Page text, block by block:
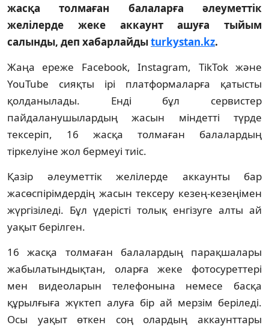
жасқа толмаған балаларға әлеуметтік
желілерде жеке аккаунт ашуға тыйым
салынды, деп хабарлайдыturkystan.kz.
Жаңа ереже Facebook, Instagram, TikTok және
YouTube сияқты ірі платформаларға қатысты
қолданылады. Енді бұл сервистер
пайдаланушылардың жасын міндетті түрде
тексеріп, 16 жасқа толмаған балалардың
тіркелуіне жол бермеуі тиіс.
Қазір әлеуметтік желілерде аккаунты бар
жасөспірімдердің жасын тексеру кезең-кезеңімен
жүргізіледі. Бұл үдерісті толық енгізуге алты ай
уақыт берілген.
16 жасқа толмаған балалардың парақшалары
жабылатындықтан, оларға жеке фотосуреттері
мен видеоларын телефонына немесе басқа
құрылғыға жүктеп алуға бір ай мерзім беріледі.
Осы уақыт өткен соң олардың аккаунттары